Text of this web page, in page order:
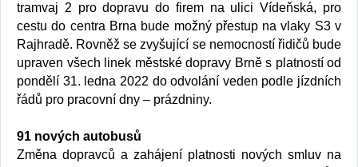
tramvaj 2 pro dopravu do firem na ulici Vídeňská, pro
cestu do centra Brna bude možný přestup na vlaky S3 v
Rajhradě. Rovněž se zvyšující se nemocností řidičů bude
upraven všech linek městské dopravy Brně s platností od
pondělí 31. ledna 2022 do odvolání veden podle jízdních
řádů pro pracovní dny – prázdniny.
91 nových autobusů
Změna dopravců a zahájení platnosti nových smluv na